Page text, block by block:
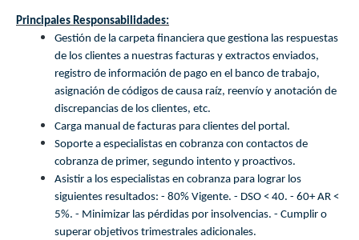
Principales Responsabilidades:
Gestión de la carpeta financiera que gestiona las respuestas
de los clientes a nuestras facturas y extractos enviados,
registro de información de pago en el banco de trabajo,
asignación de códigos de causa raíz, reenvío y anotación de
discrepancias de los clientes, etc.
Carga manual de facturas para clientes del portal.
Soporte a especialistas en cobranza con contactos de
cobranza de primer, segundo intento y proactivos.
Asistir a los especialistas en cobranza para lograr los
siguientes resultados: - 80% Vigente. - DSO < 40. - 60+ AR <
5%. - Minimizar las pérdidas por insolvencias. - Cumplir o
superar objetivos trimestrales adicionales.